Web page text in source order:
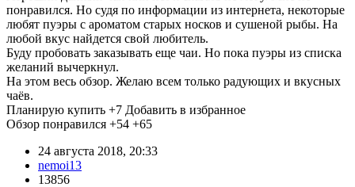
понравился. Но судя по информации из интернета, некоторые
любят пуэры с ароматом старых носков и сушеной рыбы. На
любой вкус найдется свой любитель.
Буду пробовать заказывать еще чаи. Но пока пуэры из списка
желаний вычеркнул.
На этом весь обзор. Желаю всем только радующих и вкусных
чаёв.
Планирую купить +7 Добавить в избранное
Обзор понравился +54 +65
24 августа 2018, 20:33
nemoi13
13856